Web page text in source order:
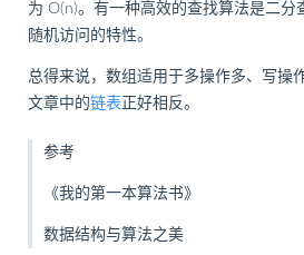
为 O(n)。有一种高效的查找算法是二分
随机访问的特性。
总得来说，数组适用于多操作多、写操
文章中的链表 正好相反。
参考
《我的第一本算法书》
数据结构与算法之美